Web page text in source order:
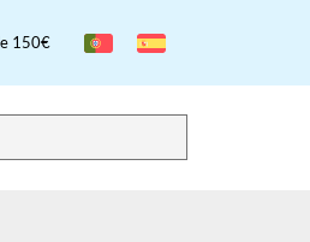
150€